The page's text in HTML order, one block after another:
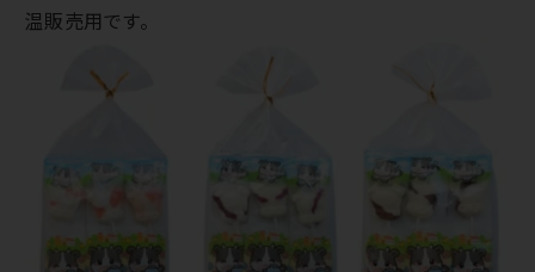
温販売用です。